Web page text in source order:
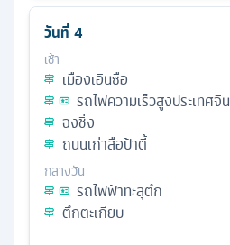
วันที่ 4
เช้า
เมืองเอินซือ
รถไฟความเร็วสูงประเทศจีน
ฉงชิ่ง
ถนนเก่าสือป้าตี้
กลางวัน
รถไฟฟ้าทะลุตึก
ตึกตะเกียบ